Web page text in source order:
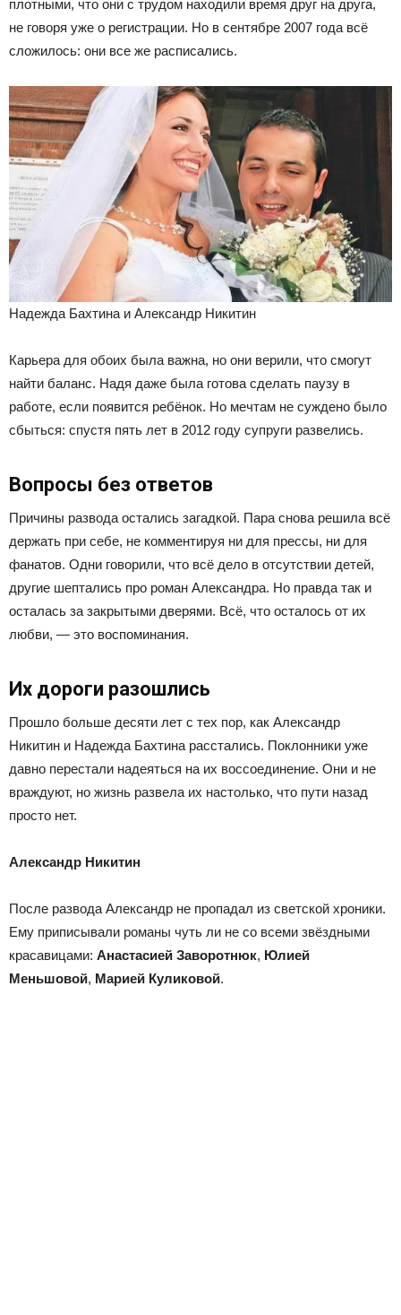
плотными, что они с трудом находили время друг на друга,
не говоря уже о регистрации. Но в сентябре 2007 года всё
сложилось: они все же расписались.
Надежда Бахтина и Александр Никитин
Карьера для обоих была важна, но они верили, что смогут
найти баланс. Надя даже была готова сделать паузу в
работе, если появится ребёнок. Но мечтам не суждено было
сбыться: спустя пять лет в 2012 году супруги развелись.
Вопросы без ответов
Причины развода остались загадкой. Пара снова решила всё
держать при себе, не комментируя ни для прессы, ни для
фанатов. Одни говорили, что всё дело в отсутствии детей,
другие шептались про роман Александра. Но правда так и
осталась за закрытыми дверями. Всё, что осталось от их
любви, — это воспоминания.
Их дороги разошлись
Прошло больше десяти лет с тех пор, как Александр
Никитин и Надежда Бахтина расстались. Поклонники уже
давно перестали надеяться на их воссоединение. Они и не
враждуют, но жизнь развела их настолько, что пути назад
просто нет.
Александр Никитин
После развода Александр не пропадал из светской хроники.
Ему приписывали романы чуть ли не со всеми звёздными
красавицами: Анастасией Заворотнюк, Юлией
Меньшовой, Марией Куликовой.